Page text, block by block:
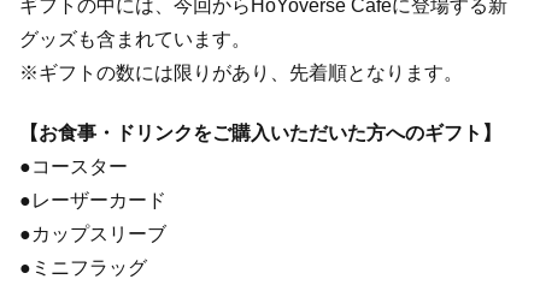
ギフトの中には、今回からHoYoverse Caféに登場する新
グッズも含まれています。
※ギフトの数には限りがあり、先着順となります。
【お食事・ドリンクをご購入いただいた方へのギフト】
●コースター
●レーザーカード
●カップスリーブ
●ミニフラッグ